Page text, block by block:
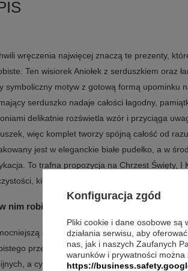
wręczenia najwięcej znaczą te prezenty,
Ten wisiorek Aniołek z serduszkiem oraz
symboliczny motyw z gotową formą upominku
serduszko nadaje całości łagodny,
delikatnie rozświetla wzór i przyciąga
więc komplet tworzy spójną całość od
jest w eleganckie białe pudełko, a w
To trafna propozycja na Chrzest Święty, I
kiedy liczy się zarówno wygląd, jak i
nim robi największą różnicę?
stroną tego kompletu jest połączenie
przekazu. Sam motyw aniołka dobrze
a cyrkonie dodają mu bardziej
Konfiguracja zgód
Pliki cookie i dane osobowe są
działania serwisu, aby
nas, jak i naszych Zaufanych
warunków i prywatności
https://